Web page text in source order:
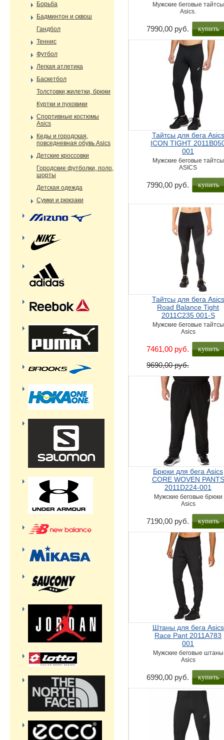
Мужские беговые тайтсы
Asics.
7990,00 руб. купить
Тайтсы для бега Asics
ICON TIGHT
001
Мужские беговые тайтсы
ASICS
7990,00 руб. купить
Тайтсы для бега Asics
Road Balance Tight
2011C235 001-S
Мужские беговые тайтсы
Asics
7461,00 руб.
9690,00 руб.
купить
Брюки для бега Asics
CORE WOVEN PANTS
2011D224-001
Мужские беговые брюки
Asics
7190,00 руб. купить
Штаны для бега Asics
Race Pant 2011A783
001
Мужские беговые штаны
Asics
6990,00 руб. купить
Борьба
Бадминтон и сквош
Гандбол
Теннис
Футбол
Легкая атлетика
Баскетбол
Толстовки,жилетки, брюки
Куртки и пуховики
Спортивные костюмы
Asics
Кеды и городская,
повседневная обувь Asics
Детские кроссовки
Городские футболки, поло,
шорты
Детская одежда
Сумки и рюкзаки